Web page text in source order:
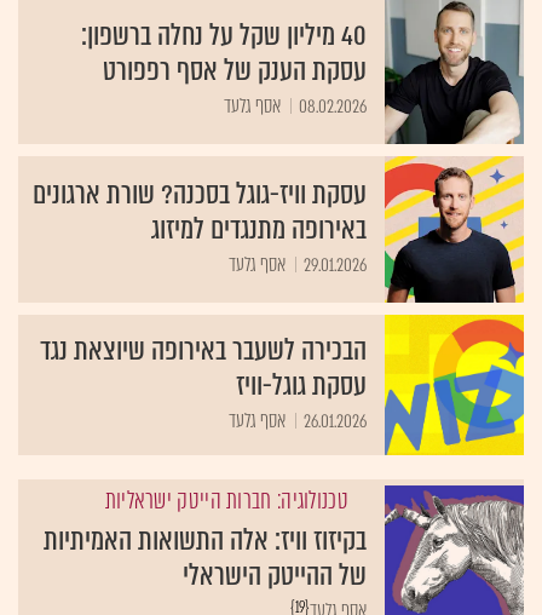
40 מיליון שקל על נחלה ברשפון:
עסקת הענק של אסף רפפורט
08.02.2026 אסף גלעד
עסקת וויז-גוגל בסכנה? שורת ארגונים
באירופה מתנגדים למיזוג
29.01.2026 אסף גלעד
הבכירה לשעבר באירופה שיוצאת נגד
עסקת גוגל-וויז
26.01.2026 אסף גלעד
טכנולוגיה: חברות הייטק ישראליות
בקיזוז וויז: אלה התשואות האמיתיות
של ההייטק הישראלי
{19}אסף גלעד